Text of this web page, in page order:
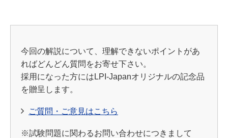
今回の解説について、理解できないポイントがあ
ればどんどん質問をお寄せ下さい。
採用になった方にはLPI-Japanオリジナルの記念品
を贈呈します。
ご質問・ご意見はこちら
※試験問題に関わるお問い合わせにつきまして